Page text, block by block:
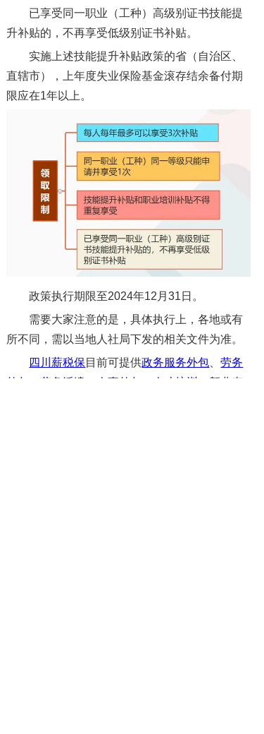
已享受同一职业（工种）高级别证书技能提
升补贴的，不再享受低级别证书补贴。
实施上述技能提升补贴政策的省（自治区、
直辖市），上年度失业保险基金滚存结余备付期
限应在1年以上。
政策执行期限至2024年12月31日。
需要大家注意的是，具体执行上，各地或有
所不同，需以当地人社局下发的相关文件为准。
四川薪税保 目前可提供政务服务外包 、劳务
外包
劳务派遣 人事外包 人才培训
、新业态